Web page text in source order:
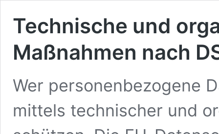
Technische und
Maßnahmen nach
Wer personenbezogene
mittels technischer und